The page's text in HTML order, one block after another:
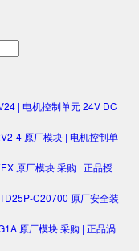
| 电机控制单元 24V DC
4 原厂模块 | 电机控制单
原厂模块 采购 | 正品授
C20700 原厂安全装
原厂模块 采购 | 正品涡